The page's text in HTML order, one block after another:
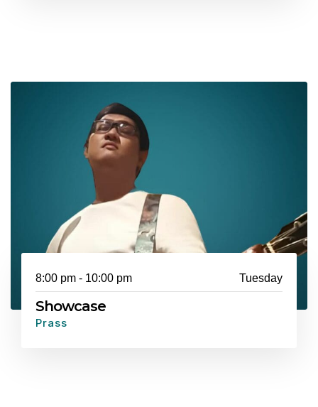
8:00 pm - 10:00 pm Tuesday
Showcase
Prass